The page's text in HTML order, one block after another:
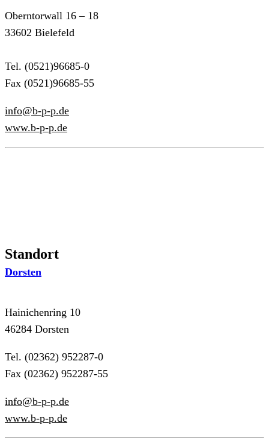
Oberntorwall 16 – 18
33602 Bielefeld
Tel. (0521)96685-0
Fax (0521)96685-55
info@b-p-p.de
www.b-p-p.de
Standort
Dorsten
Hainichenring 10
46284 Dorsten
Tel. (02362) 952287-0
Fax (02362) 952287-55
info@b-p-p.de
www.b-p-p.de